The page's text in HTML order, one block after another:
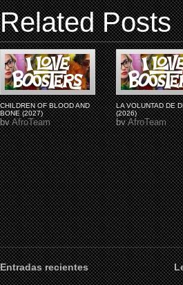
Related Posts
CHILDREN OF BLOOD AND
BONE (2027)
byAfroTeam
LA VOLUNTAD DE
(2026)
byAfroTeam
Entradas recientes